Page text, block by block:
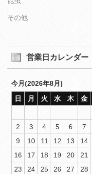
その他
営業日カレンダー
今月(2026年8月)
日
月 火 水 木 金
2
3 4 5 6 7
9
10 11 12 13 14
16
17 18 19 20 21
23
24 25 26 27 28